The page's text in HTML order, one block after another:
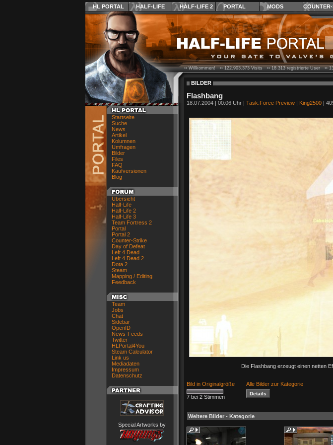
HL PORTAL HALF-LIFE HALF-LIFE 2 PORTAL MODS
Startseite
Suche
News
Artikel
Kolumnen
Umfragen
Bilder
Files
FAQ
Kaufversionen
Blog
Übersicht
Half-Life
Half-Life 2
Half-Life 3
Team Fortress 2
Portal
Portal 2
Counter-Strike
Day of Defeat
Left 4 Dead
Left 4 Dead 2
Dota 2
Steam
Mapping / Editing
Feedback
Team
Jobs
Chat
Sidebar
OpenID
News-Feeds
Twitter
HLPortal4You
Steam Calculator
Link us
Mediadaten
Impressum
Datenschutz
Special Artworks by
›› Willkommen! ››122.903.373Visits ››18.313registrierte User ››
BILDER
Flashbang
18.07.2004 | 00:06 Uhr | Task.Force Preview| King2500|
Die Flashbang erzeugt einen netten
Bild in Originalgröße Alle Bilder zur Kategorie
7 bei 2 Stimmen
Weitere Bilder - Kategorie